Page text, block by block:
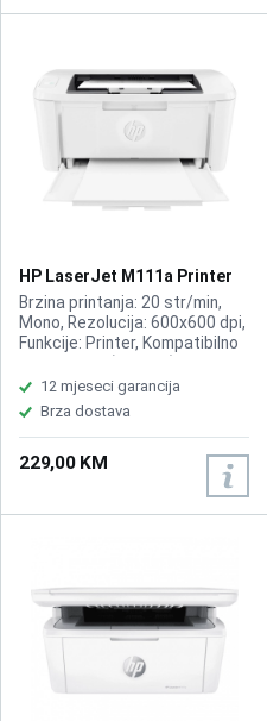
HP LaserJet M111a Printer
7MD67A
Brzina printanja: 20 str/min,
Mono, Rezolucija: 600x600 dpi,
Funkcije: Printer, Kompatibilno
12 mjeseci garancija
Brza dostava
229,00 KM